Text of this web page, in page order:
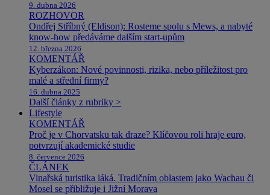
9. dubna 2026
ROZHOVOR
Ondřej Stříbný (Eldison): Rosteme spolu s Mews, a nabyté
know-how předáváme dalším start-upům
12. března 2026
KOMENTÁŘ
Kyberzákon: Nové povinnosti, rizika, nebo příležitost pro
malé a střední firmy?
16. dubna 2025
Další články z rubriky >
Lifestyle
KOMENTÁŘ
Proč je v Chorvatsku tak draze? Klíčovou roli hraje euro,
potvrzují akademické studie
8. července 2026
ČLÁNEK
Vinařská turistika láká. Tradičním oblastem jako Wachau či
Mosel se přibližuje i Jižní Morava